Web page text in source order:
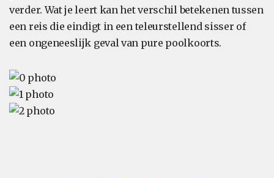
verder. Wat je leert kan het verschil betekenen tussen
een reis die eindigt in een teleurstellend sisser of
een ongeneeslijk geval van pure poolkoorts.